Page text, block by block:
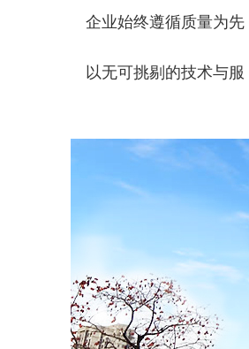
企业始终遵循质量为先
以无可挑剔的技术与服